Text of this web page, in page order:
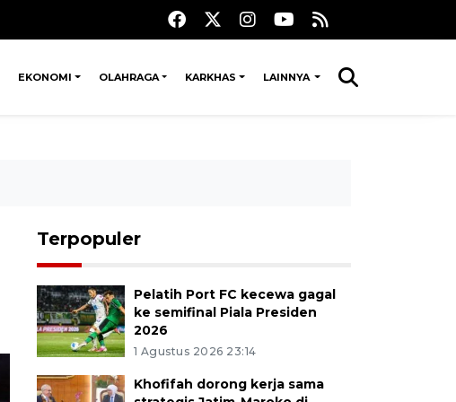
EKONOMI OLAHRAGA KARKHAS LAINNYA
Terpopuler
Pelatih Port FC kecewa gagal
ke semifinal Piala Presiden
2026
1 Agustus 2026 23:14
Khofifah dorong kerja sama